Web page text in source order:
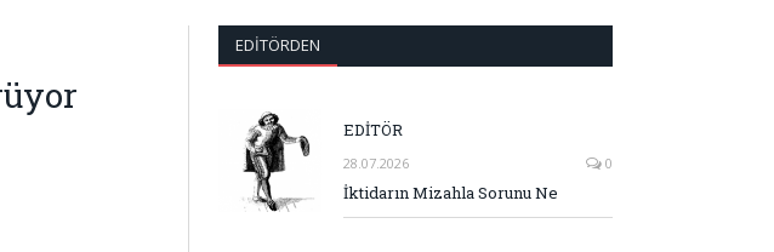
EDITÖRDEN
EDİTÖR
28.07.2026 0
İktidarın Mizahla Sorunu Ne